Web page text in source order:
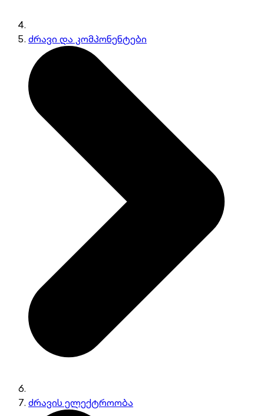
ძრავი და კომპონენტები
ძრავის ელექტროობა